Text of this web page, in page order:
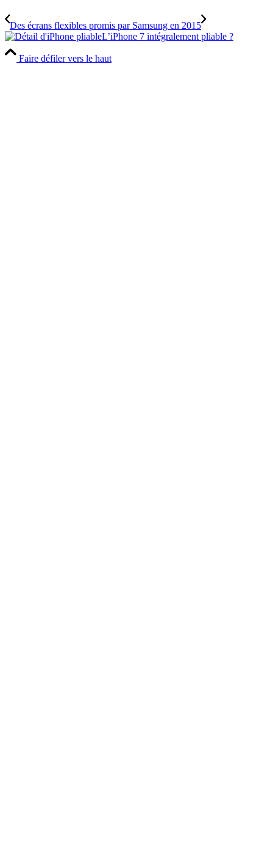
Des écrans flexibles promis par Samsung en 2015
L’iPhone 7 intégralement pliable ?
Faire défiler vers le haut